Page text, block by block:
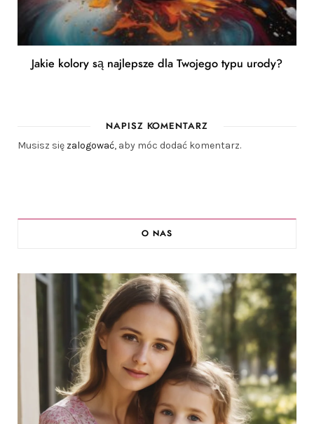
Jakie kolory są najlepsze dla Twojego typu urody?
NAPISZ KOMENTARZ
Musisz się zalogować, aby móc dodać komentarz.
O NAS